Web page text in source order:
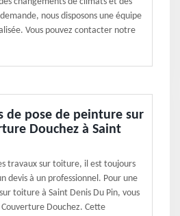
nous disposons une équipe
Vous pouvez contacter notre
de pose de peinture sur
Douchez à Saint
travaux sur toiture, il est toujours
devis à un professionnel. Pour une
toiture à Saint Denis Du Pin, vous
Douchez. Cette